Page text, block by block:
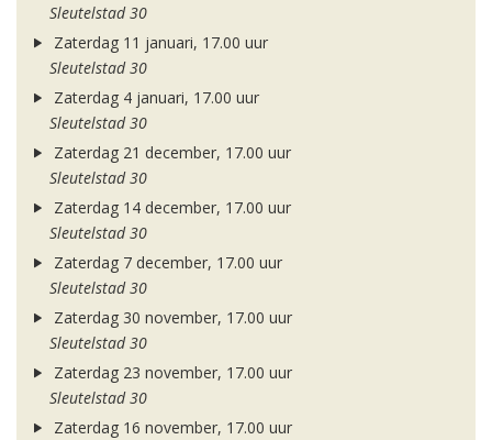
Sleutelstad 30
Zaterdag 11 januari, 17.00 uur
Sleutelstad 30
Zaterdag 4 januari, 17.00 uur
Sleutelstad 30
Zaterdag 21 december, 17.00 uur
Sleutelstad 30
Zaterdag 14 december, 17.00 uur
Sleutelstad 30
Zaterdag 7 december, 17.00 uur
Sleutelstad 30
Zaterdag 30 november, 17.00 uur
Sleutelstad 30
Zaterdag 23 november, 17.00 uur
Sleutelstad 30
Zaterdag 16 november, 17.00 uur